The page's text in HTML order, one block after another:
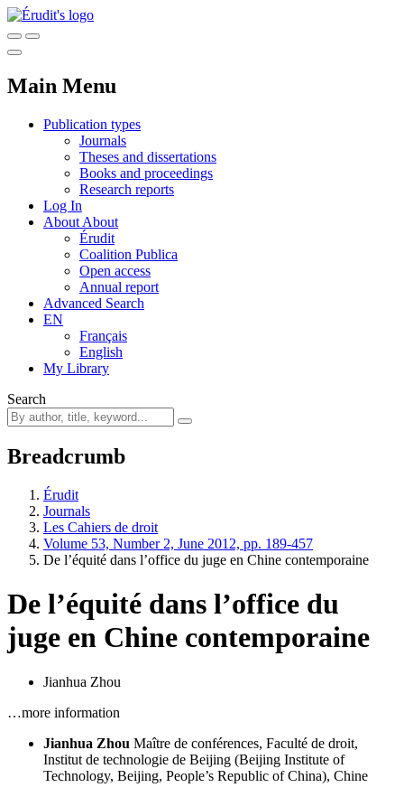
Main Menu
Publication types
Journals
Theses and dissertations
Books and proceedings
Research reports
Log In
About About
Érudit
Coalition Publica
Open access
Annual report
Advanced Search
EN
Français
English
My Library
Search
Breadcrumb
Érudit
Journals
Les Cahiers de droit
Volume 53, Number 2, June 2012, pp. 189-457
De l’équité dans l’office du juge en Chine contemporaine
De l’équité dans l’office du
juge en Chine contemporaine
Jianhua Zhou
…more information
Jianhua Zhou Maître de conférences, Faculté de droit,
Institut de technologie de Beijing (Beijing Institute of
Technology, Beijing, People’s Republic of China), Chine